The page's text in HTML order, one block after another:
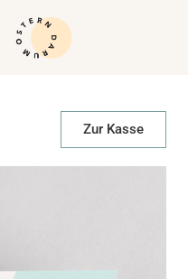
Zur Kasse